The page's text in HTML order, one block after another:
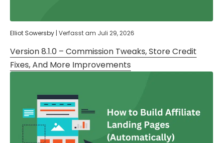
Elliot Sowersby | Verfasst am Juli 29, 2026
Version 8.1.0 – Commission Tweaks, Store Credit
Fixes, And More Improvements